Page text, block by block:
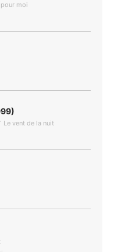
moi
Le vent de la nuit